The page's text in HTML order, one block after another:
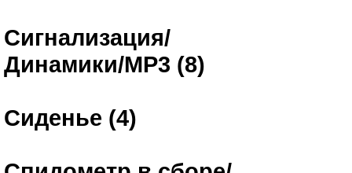
Сигнализация/
Динамики/MP3 (8)
Сиденье (4)